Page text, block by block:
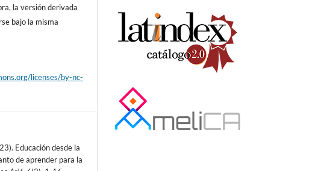
la versión derivada
bajo la misma
licenses/by-nc-
Educación desde la
de aprender para la